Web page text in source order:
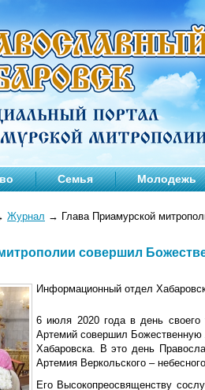
Семья Молодежь
Журнал → Глава Приамурской
совершил
Информационный отдел
6 июля 2020 года в день своего
Артемий совершил
Хабаровска. В это день
Артемия Веркольского –
Его Высокопреосвященству